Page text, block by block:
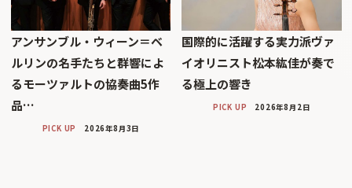
アンサンブル・ウィーン＝ベ
ルリンの名手たちと群響によ
るモーツァルトの協奏曲5作
品…
PICK UP 2026年8月3日
国際的に活躍する実力派ヴァ
イオリニスト松本紘佳が奏で
る極上の響き
PICK UP 2026年8月2日